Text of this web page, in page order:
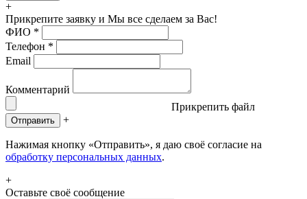
+
Прикрепите заявку и Мы все сделаем за Вас!
ФИО *
Телефон *
Email
Комментарий
Прикрепить файл
Отправить +
Нажимая кнопку «Отправить», я даю своё согласие на
обработку персональных данных.
+
Оставьте своё сообщение